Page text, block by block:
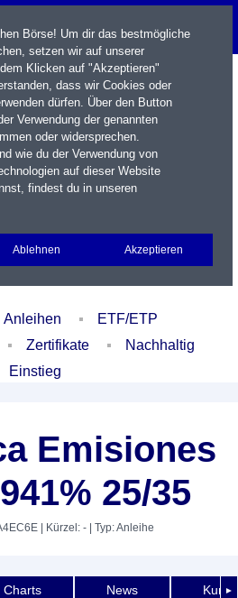
Portfolio Login
Anleihen
ETF/ETP
Zertifikate
Nachhaltig
Einstieg
Emisiones
25/35
| Kürzel: - | Typ: Anleihe
►
Charts News
Börse! Um dir das bestmögliche
setzen wir auf unserer
Klicken auf "Akzeptieren"
dass wir Cookies oder
dürfen. Über den Button
Verwendung der genannten
oder widersprechen.
wie du der Verwendung von
auf dieser Website
findest du in unseren
Ablehnen Akzeptieren